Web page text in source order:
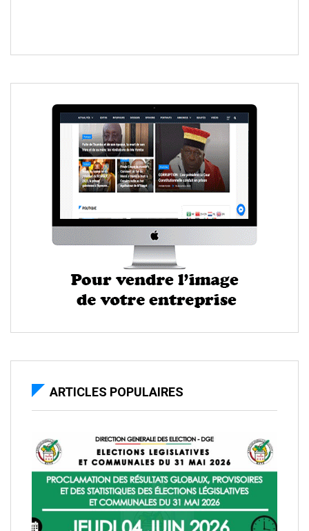
ARTICLES POPULAIRES